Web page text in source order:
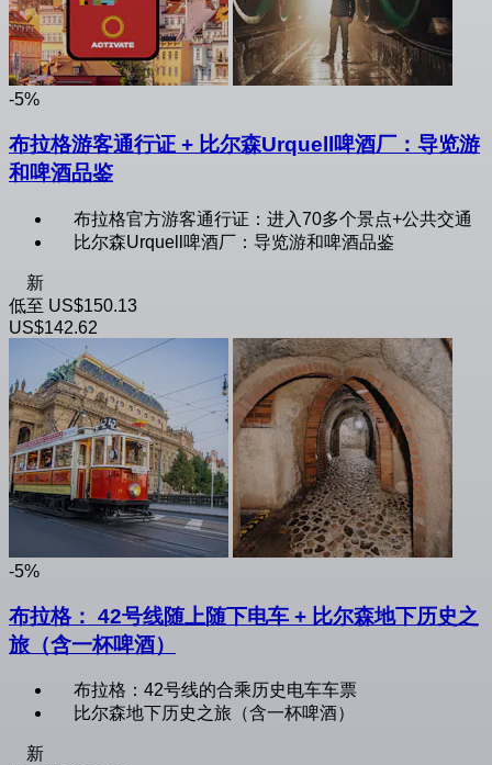
-5%
布拉格游客通行证 + 比尔森Urquell啤酒厂：导览游
和啤酒品鉴
布拉格官方游客通行证：进入70多个景点+公共交通
比尔森Urquell啤酒厂：导览游和啤酒品鉴
新
低至 US$150.13
US$142.62
-5%
布拉格： 42号线随上随下电车 + 比尔森地下历史之
旅（含一杯啤酒）
布拉格：42号线的合乘历史电车车票
比尔森地下历史之旅（含一杯啤酒）
新